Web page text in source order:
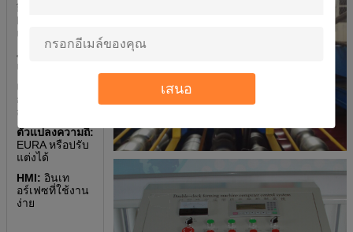
เสนอ
ยี่ห้อ PLC:
EURA หรือปรับ
แต่งได้
ภาษา:
และจีน
แผงควบคุม:
กด หรือ หน้าจอ
สัมผัส
ตัวแปลงความถี่:
EURA หรือปรับ
แต่งได้
HMI: อินเท
อร์เฟซที่ใช้งาน
ง่าย